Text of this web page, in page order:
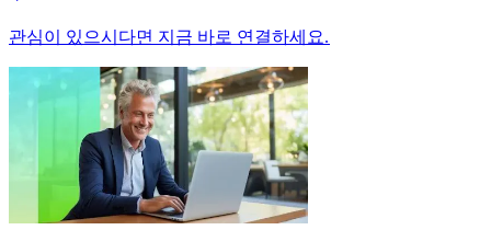
관심이 있으시다면 지금 바로 연결하세요.​​